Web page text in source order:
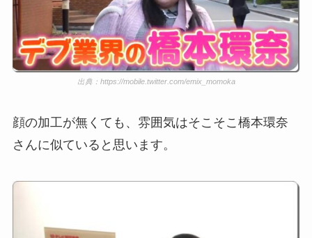
出典：https://mobile.twitter.com/emix_momoka
顔の加工が無くても、雰囲気はそこそこ橋本環奈
さんに似ていると思います。